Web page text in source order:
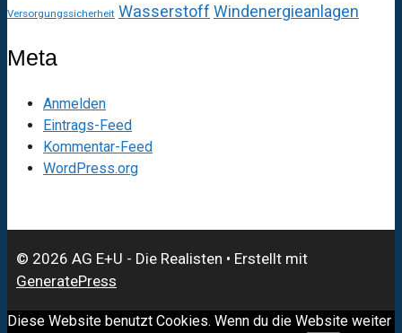
Versorgungssicherheit Wasserstoff Windenergieanlagen
Meta
Anmelden
Eintrags-Feed
Kommentar-Feed
WordPress.org
© 2026 AG E+U - Die Realisten • Erstellt mit
GeneratePress
Diese Website benutzt Cookies. Wenn du die Website weiter